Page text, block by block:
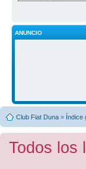
ANUNCIO
Club Fiat Duna » Índice
Todos los